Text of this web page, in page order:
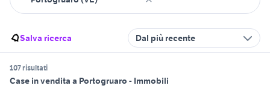
Salva ricerca Dal più recente
107 risultati
Case in vendita a Portogruaro - Immobili